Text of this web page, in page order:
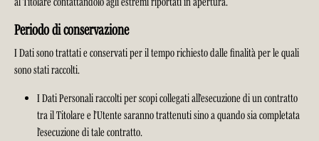
Periodo di conservazione
I Dati sono trattati e conservati per il tempo richiesto dalle finalità per le quali
sono stati raccolti.
I Dati Personali raccolti per scopi collegati all’esecuzione di un contratto
tra il Titolare e l’Utente saranno trattenuti sino a quando sia completata
l’esecuzione di tale contratto.